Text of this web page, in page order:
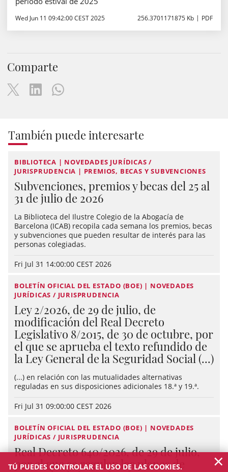
Wed Jun 11 09:42:00 CEST 2025 256.3701171875 Kb PDF
Comparte
También puede interesarte
BIBLIOTECA | NOVEDADES JURÍDICAS /
JURISPRUDENCIA | PREMIOS, BECAS Y SUBVENCIONES
Subvenciones, premios y becas del 25 al
31 de julio de 2026
La Biblioteca del Ilustre Colegio de la Abogacía de
Barcelona (ICAB) recopila cada semana los premios, becas
y subvenciones que pueden resultar de interés para las
personas colegiadas.
Fri Jul 31 14:00:00 CEST 2026
BOLETÍN OFICIAL DEL ESTADO (BOE) | NOVEDADES
JURÍDICAS / JURISPRUDENCIA
Ley 2/2026, de 29 de julio, de
modificación del Real Decreto
Legislativo 8/2015, de 30 de octubre, por
el que se aprueba el texto refundido de
la Ley General de la Seguridad Social (...)
(...) en relación con las mutualidades alternativas
reguladas en sus disposiciones adicionales 18.ª y 19.ª.
Fri Jul 31 09:00:00 CEST 2026
BOLETÍN OFICIAL DEL ESTADO (BOE) | NOVEDADES
JURÍDICAS / JURISPRUDENCIA
Real Decreto 640/2026, de 29 de julio,
por el que se regulan los planes de
TÚ PUEDES CONTROLAR EL USO DE LAS COOKIES. ×